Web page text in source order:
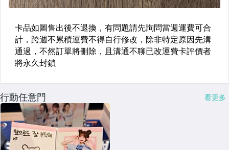
行動任意門 看更多